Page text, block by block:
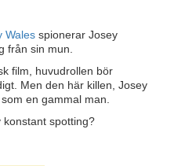
Wales spionerar Josey
från sin mun.
film, huvudrollen bör
Men den här killen, Josey
en gammal man.
konstant spotting?